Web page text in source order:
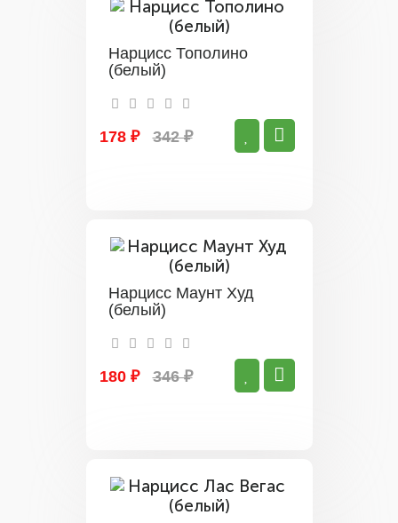
Нарцисс Тополино
(белый)
178 ₽ 342 ₽
Нарцисс Маунт Худ
(белый)
180 ₽ 346 ₽